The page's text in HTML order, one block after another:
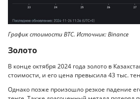
График стоимости BTC. Источник: Binance
Золото
В конце октября 2024 года золото в
стоимости, и его цена превысила 43 тыс.
Однако позже произошло резкое падение